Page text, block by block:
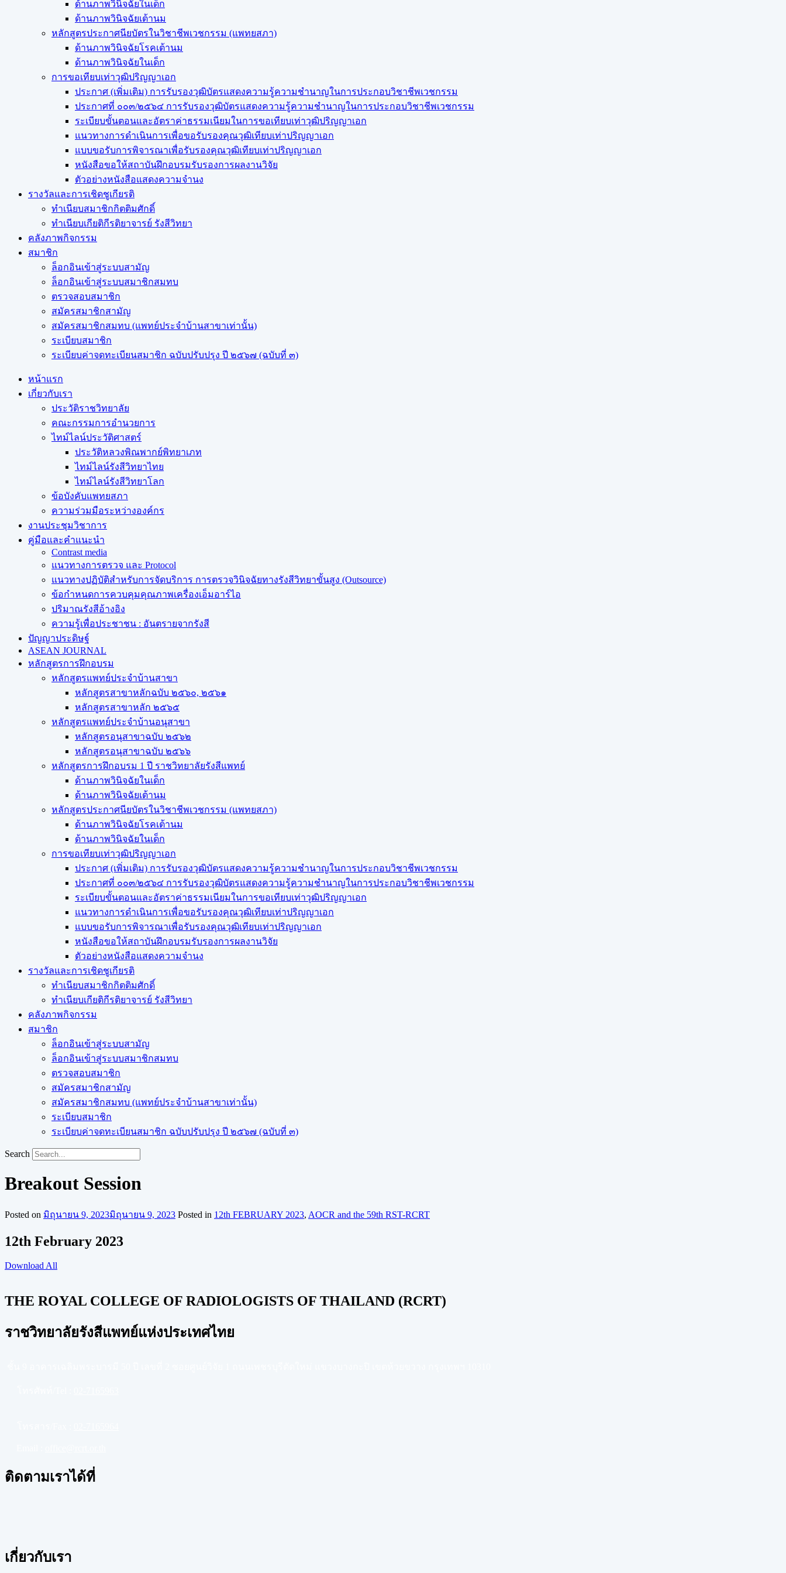
ด้านภาพวินิจฉัยในเด็ก
ด้านภาพวินิจฉัยเต้านม
หลักสูตรประกาศนียบัตรในวิชาชีพเวชกรรม (แพทยสภา)
ด้านภาพวินิจฉัยโรคเต้านม
ด้านภาพวินิจฉัยในเด็ก
การขอเทียบเท่า​วุฒิปริญญา​เอก
ประกาศ (เพิ่มเติม) การรับรองวุฒิบัตรแสดงความรู้ความชำนาญในการประกอบวิชาชีพเวชกรรม
ประกาศที่ ๐๐๓/๒๕๖๔ การรับรองวุฒิบัตรแสดงความรู้ความชำนาญในการประกอบวิชาชีพเวชกรรม
ระเบียบขั้นตอนและอัตราค่าธรรมเนียมในการขอเทียบเท่าวุฒิปริญญาเอก
แนวทางการดำเนินการเพื่อขอรับรองคุณวุฒิเทียบเท่าปริญญาเอก
แบบขอรับการพิจารณาเพื่อรับรองคุณวุฒิเทียบเท่าปริญญาเอก
หนังสือขอให้สถาบันฝึกอบรมรับรองการผลงานวิจัย
ตัวอย่างหนังสือแสดงความจำนง
รางวัลและการเชิดชูเกียรติ
ทำเนียบสมาชิกกิตติมศักดิ์
ทำเนียบเกียติกีรติยาจารย์ รังสีวิทยา
คลังภาพกิจกรรม
สมาชิก
ล็อกอินเข้าสู่ระบบสามัญ
ล็อกอินเข้าสู่ระบบสมาชิกสมทบ
ตรวจสอบสมาชิก
สมัครสมาชิกสามัญ
สมัครสมาชิกสมทบ (แพทย์ประจำบ้านสาขาเท่านั้น)
ระเบียบสมาชิก
ระเบียบค่าจดทะเบียนสมาชิก ฉบับปรับปรุง ปี ๒๕๖๗ (ฉบับที่ ๓)
หน้าแรก
เกี่ยวกับเรา
ประวัติราชวิทยาลัย
คณะกรรมการอำนวยการ
ไทม์ไลน์ประวัติศาสตร์
ประวัติหลวงพิณพากย์พิทยาเภท
ไทม์ไลน์รังสีวิทยาไทย
ไทม์ไลน์รังสีวิทยาโลก
ข้อบังคับแพทยสภา
ความร่วมมือระหว่างองค์กร
งานประชุมวิชาการ
คู่มือและคำแนะนำ
Contrast media
แนวทางการตรวจ และ Protocol
แนวทางปฏิบัติสำหรับการจัดบริการ การตรวจวินิจฉัยทางรังสีวิทยาขั้นสูง (Outsource)
ข้อกำหนดการควบคุมคุณภาพเครื่องเอ็มอาร์ไอ
ปริมาณรังสีอ้างอิง
ความรู้เพื่อประชาชน : อันตรายจากรังสี
ปัญญาประดิษฐ์
ASEAN JOURNAL
หลักสูตรการฝึกอบรม
หลักสูตรแพทย์ประจำบ้านสาขา
หลักสูตรสาขาหลักฉบับ ๒๕๖๐, ๒๕๖๑
หลักสูตรสาขาหลัก ๒๕๖๕
หลักสูตรแพทย์ประจำบ้านอนุสาขา
หลักสูตรอนุสาขาฉบับ ๒๕๖๒
หลักสูตรอนุสาขาฉบับ ๒๕๖๖
หลักสูตรการฝึกอบรม 1 ปี ราชวิทยาลัยรังสีแพทย์
ด้านภาพวินิจฉัยในเด็ก
ด้านภาพวินิจฉัยเต้านม
หลักสูตรประกาศนียบัตรในวิชาชีพเวชกรรม (แพทยสภา)
ด้านภาพวินิจฉัยโรคเต้านม
ด้านภาพวินิจฉัยในเด็ก
การขอเทียบเท่า​วุฒิปริญญา​เอก
ประกาศ (เพิ่มเติม) การรับรองวุฒิบัตรแสดงความรู้ความชำนาญในการประกอบวิชาชีพเวชกรรม
ประกาศที่ ๐๐๓/๒๕๖๔ การรับรองวุฒิบัตรแสดงความรู้ความชำนาญในการประกอบวิชาชีพเวชกรรม
ระเบียบขั้นตอนและอัตราค่าธรรมเนียมในการขอเทียบเท่าวุฒิปริญญาเอก
แนวทางการดำเนินการเพื่อขอรับรองคุณวุฒิเทียบเท่าปริญญาเอก
แบบขอรับการพิจารณาเพื่อรับรองคุณวุฒิเทียบเท่าปริญญาเอก
หนังสือขอให้สถาบันฝึกอบรมรับรองการผลงานวิจัย
ตัวอย่างหนังสือแสดงความจำนง
รางวัลและการเชิดชูเกียรติ
ทำเนียบสมาชิกกิตติมศักดิ์
ทำเนียบเกียติกีรติยาจารย์ รังสีวิทยา
คลังภาพกิจกรรม
สมาชิก
ล็อกอินเข้าสู่ระบบสามัญ
ล็อกอินเข้าสู่ระบบสมาชิกสมทบ
ตรวจสอบสมาชิก
สมัครสมาชิกสามัญ
สมัครสมาชิกสมทบ (แพทย์ประจำบ้านสาขาเท่านั้น)
ระเบียบสมาชิก
ระเบียบค่าจดทะเบียนสมาชิก ฉบับปรับปรุง ปี ๒๕๖๗ (ฉบับที่ ๓)
Search
Breakout Session
Posted on มิถุนายน 9, 2023มิถุนายน 9, 2023 Posted in 12th FEBRUARY 2023, AOCR and the 59th RST-RCRT
12th February 2023
Download All
THE ROYAL COLLEGE OF RADIOLOGISTS OF THAILAND (RCRT)
ราชวิทยาลัยรังสีแพทย์แห่งประเทศไทย
ติดตามเราได้ที่
เกี่ยวกับเรา